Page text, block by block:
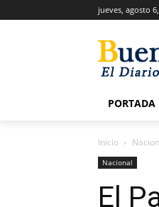
jueves, agosto
PORTADA
Inicio
Nacional
El